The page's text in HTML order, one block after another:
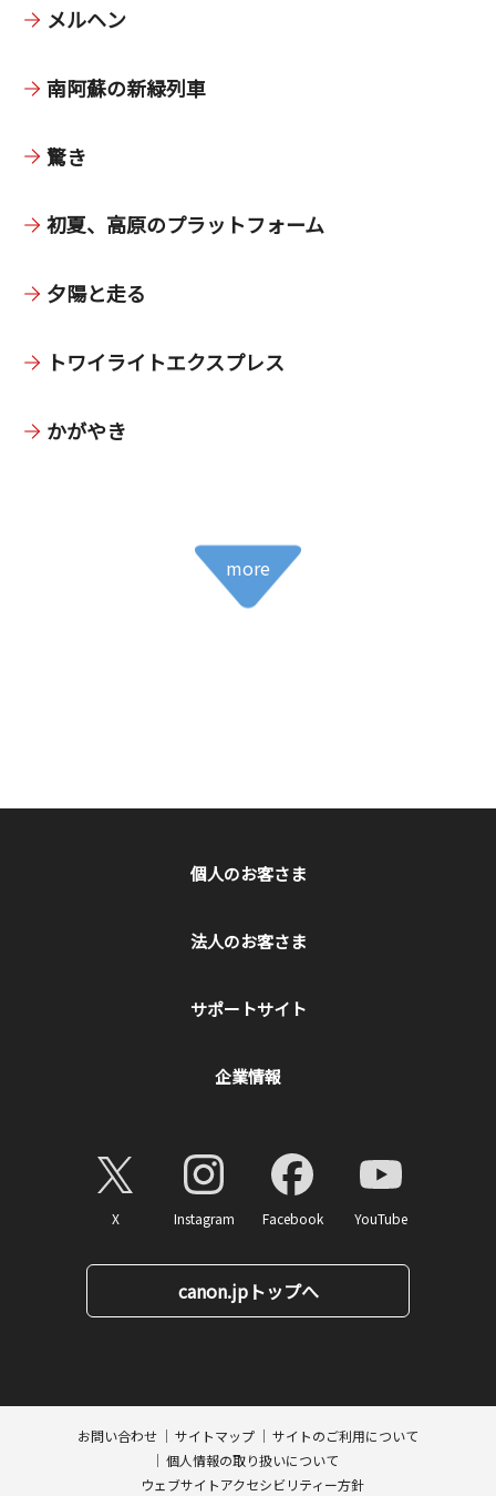
メルヘン
南阿蘇の新緑列車
驚き
初夏、高原のプラットフォーム
夕陽と走る
トワイライトエクスプレス
かがやき
more
個人のお客さま
法人のお客さま
サポートサイト
企業情報
X Instagram Facebook YouTube
canon.jpトップへ
お問い合わせ サイトマップ
サイトのご利用について
個人情報の取り扱いについて
ウェブサイトアクセシビリティー方針